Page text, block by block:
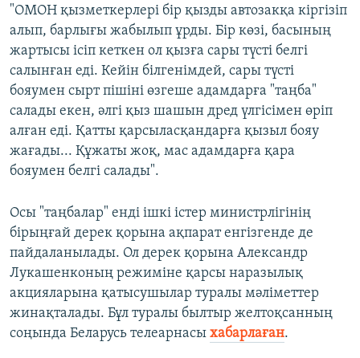
"ОМОН қызметкерлері бір қызды автозакқа кіргізіп
алып, барлығы жабылып ұрды. Бір көзі, басының
жартысы ісіп кеткен ол қызға сары түсті белгі
салынған еді. Кейін білгенімдей, сары түсті
бояумен сырт пішіні өзгеше адамдарға "таңба"
салады екен, әлгі қыз шашын дред үлгісімен өріп
алған еді. Қатты қарсыласқандарға қызыл бояу
жағады... Құжаты жоқ, мас адамдарға қара
бояумен белгі салады".
Осы "таңбалар" енді ішкі істер министрлігінің
бірыңғай дерек қорына ақпарат енгізгенде де
пайдаланылады. Ол дерек қорына Александр
Лукашенконың режиміне қарсы наразылық
акцияларына қатысушылар туралы мәліметтер
жинақталады. Бұл туралы былтыр желтоқсанның
соңында Беларусь телеарнасы хабарлаған.